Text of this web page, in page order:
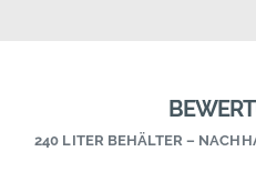
240 LITER BEHÄLTER –